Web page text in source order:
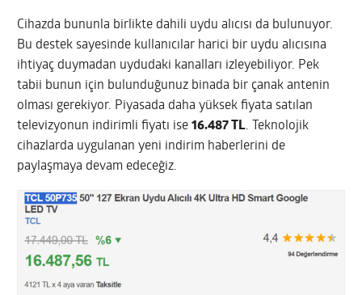
Cihazda bununla birlikte dahili uydu alıcısı da bulunuyor.
Bu destek sayesinde kullanıcılar harici bir uydu alıcısına
ihtiyaç duymadan uydudaki kanalları izleyebiliyor. Pek
tabii bunun için bulunduğunuz binada bir çanak antenin
olması gerekiyor. Piyasada daha yüksek fiyata satılan
televizyonun indirimli fiyatı ise16.487 TL. Teknolojik
cihazlarda uygulanan yeni indirim haberlerini de
paylaşmaya devam edeceğiz.